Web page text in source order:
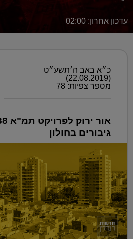
עדכון אחרון: 02:00
כ״א באב ה׳תשע״ט
(22.08.2019)
מספר צפיות: 78
גיבורים בחולון